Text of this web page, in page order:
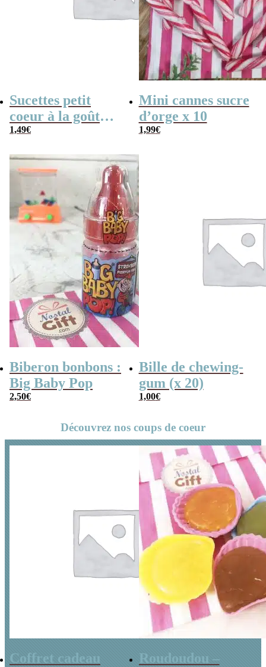
Sucettes petit
coeur à la goût
cerise x5
1,49€
Mini cannes sucre
d’orge x 10
1,99€
Biberon bonbons :
Big Baby Pop
2,50€
Bille de chewing-
gum (x 20)
1,00€
Découvrez nos coups de coeur
Coffret cadeau
Roudoudou –